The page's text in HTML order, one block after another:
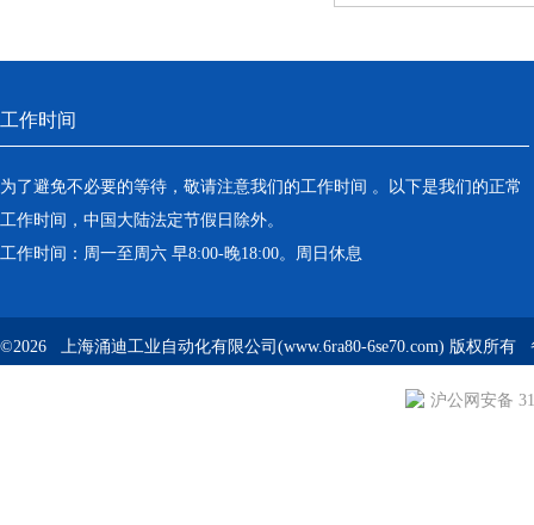
工作时间
为了避免不必要的等待，敬请注意我们的工作时间 。以下是我们的正常
工作时间，中国大陆法定节假日除外。
工作时间：周一至周六 早8:00-晚18:00。周日休息
©2026 上海涌迪工业自动化有限公司(www.6ra80-6se70.com) 版权所有
沪公网安备